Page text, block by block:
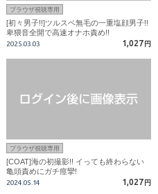
ブラウザ視聴専用
[初々男子!!]ツルスベ無毛の一重塩顔男子!!
卑猥音全開で高速オナホ責め!!
2025.03.03 1,027 円
ブラウザ視聴専用
[COAT]海の初撮影!! イっても終わらない
亀頭責めにガチ痙攣!
2024.05.14 1,027 円